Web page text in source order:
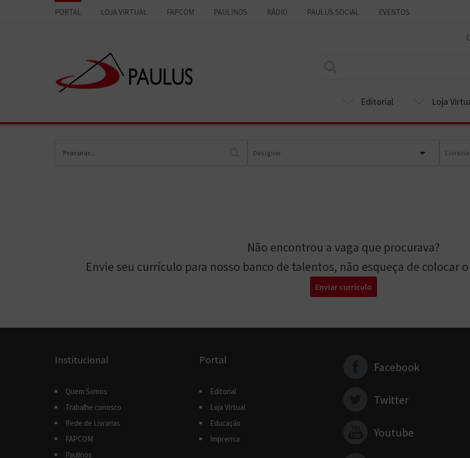
PORTAL LOJA VIRTUAL FAPCOM PAULINOS RÁDIO PAULUS SOCIAL EVENTOS
Editorial Loja
Designer Livraria
Não encontrou a vaga que procurava?
Envie seu currículo para nosso banco de talentos, não esqueça de colocar
Enviar currículo
Institucional
Quem Somos
Trabalhe conosco
Rede de Livrarias
FAPCOM
Paulinos
Portal
Editorial
Loja Virtual
Educação
Imprensa
Facebook
Twitter
Youtube